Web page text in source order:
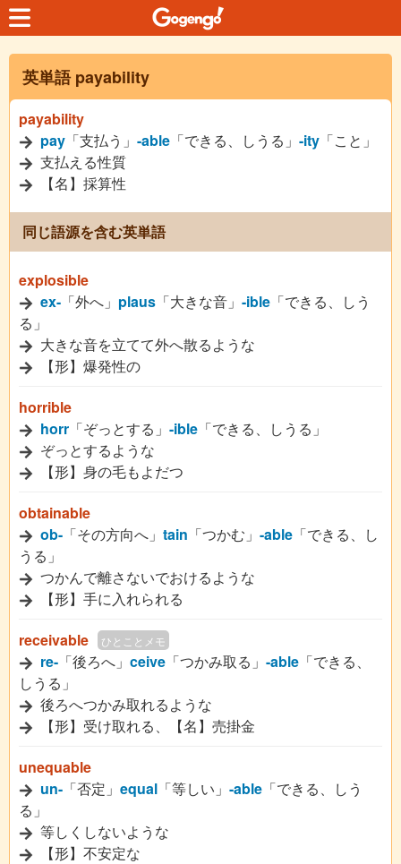
英単語 payability
payability
pay 「支払う」 -able 「できる、しうる」 -ity 「こと」
支払える性質
【名】採算性
同じ語源を含む英単語
explosible
ex- 「外へ」 plaus 「大きな音」 -ible 「できる、しう
る」
大きな音を立てて外へ散るような
【形】爆発性の
horrible
horr 「ぞっとする」 -ible 「できる、しうる」
ぞっとするような
【形】身の毛もよだつ
obtainable
ob- 「その方向へ」 tain 「つかむ」 -able 「できる、し
うる」
つかんで離さないでおけるような
【形】手に入れられる
receivable
ひとことメモ
re- 「後ろへ」 ceive 「つかみ取る」 -able 「できる、
しうる」
後ろへつかみ取れるような
【形】受け取れる、【名】売掛金
unequable
un- 「否定」 equal 「等しい」 -able 「できる、しう
る」
等しくしないような
【形】不安定な